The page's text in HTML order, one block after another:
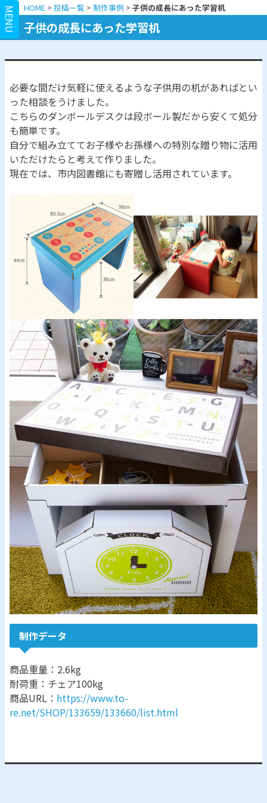
MENU HOME > 投稿一覧 > 制作事例 > 子供の成長にあった学習机
子供の成長にあった学習机
必要な間だけ気軽に使えるような子供用の机があればとい
った相談をうけました。
こちらのダンボールデスクは段ボール製だから安くて処分
も簡単です。
自分で組み立ててお子様やお孫様への特別な贈り物に活用
いただけたらと考えて作りました。
現在では、市内図書館にも寄贈し活用されています。
制作データ
商品重量：2.6kg
耐荷重：チェア100kg
商品URL： https://www.to-
re.net/SHOP/133659/133660/list.html